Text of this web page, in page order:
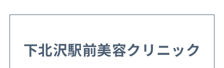
下北沢駅前美容クリニック